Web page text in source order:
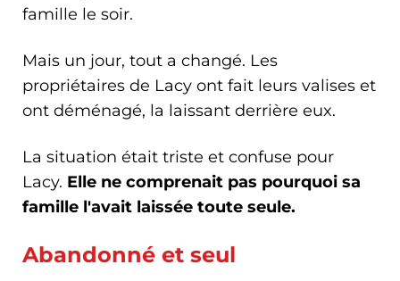
famille le soir.
Mais un jour, tout a changé. Les
propriétaires de Lacy ont fait leurs valises et
ont déménagé, la laissant derrière eux.
La situation était triste et confuse pour
Lacy. Elle ne comprenait pas pourquoi sa
famille l'avait laissée toute seule.
Abandonné et seul